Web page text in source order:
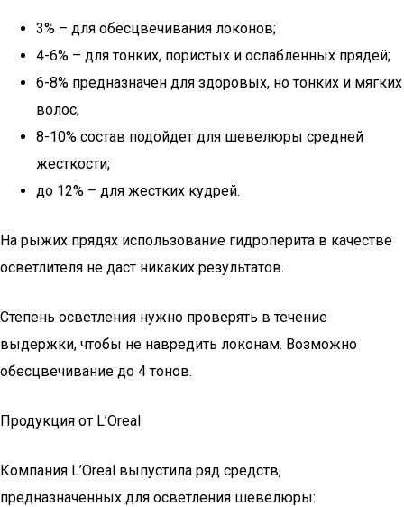
3% – для обесцвечивания локонов;
4-6% – для тонких, пористых и ослабленных прядей;
6-8% предназначен для здоровых, но тонких и мягких
волос;
8-10% состав подойдет для шевелюры средней
жесткости;
до 12% – для жестких кудрей.
На рыжих прядях использование гидроперита в качестве
осветлителя не даст никаких результатов.
Степень осветления нужно проверять в течение
выдержки, чтобы не навредить локонам. Возможно
обесцвечивание до 4 тонов.
Продукция от L’Oreal
Компания L’Oreal выпустила ряд средств,
предназначенных для осветления шевелюры: